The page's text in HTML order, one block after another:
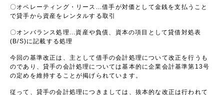
〇オペレーティング・リース...借手が対価として金銭を支払うこと
で貸手から資産をレンタルする取引
〇オンバランス処理...資産や負債、資本の項目として貸借対処表
(B/S)に記載する処理
今回の基準改正は、主として借手の会計処理について改正を行うも
のであり、貸手の会計処理については基本的に企業会計基準第 13号
の定めを維持することが掲げられています。
従って、貸手の会計処理につきましては、抜本的な改正は行われて